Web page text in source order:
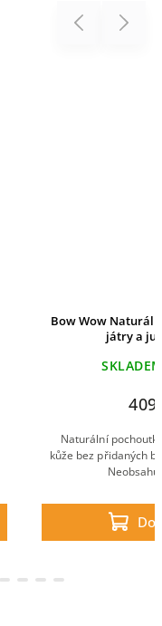
Previous
Bow Wow
játry a
409
Do
Naturální
kůže bez přidaných
Next